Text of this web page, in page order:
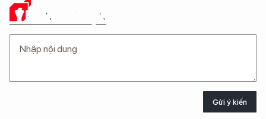
Ý KIẾN CỦA BẠN
Gửi ý kiến